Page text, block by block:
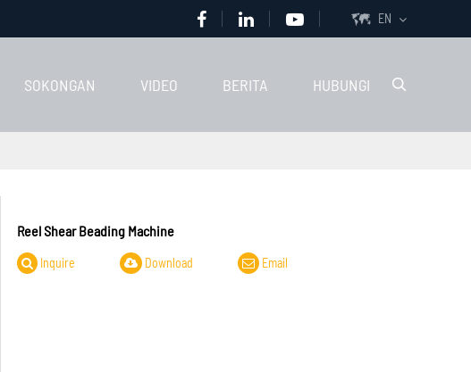
 EN

SOKONGAN VIDEO BERITA HUBUNGI
Reel Shear Beading Machine
Inquire Download Email